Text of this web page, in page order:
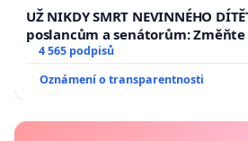
UŽ NIKDY SMRT NEVINNÉHO
poslancům a senátorům:
aby se tragédie malé Viktorky už
4 565 podpisů
Oznámení o transparentnosti